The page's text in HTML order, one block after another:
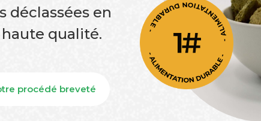
déclassées en
qualité.
procédé breveté